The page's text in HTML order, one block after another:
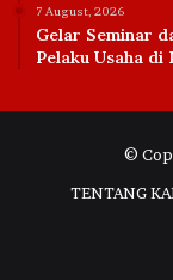
7 August, 2026
Gelar Seminar
Pelaku Usaha di
©
TENTANG